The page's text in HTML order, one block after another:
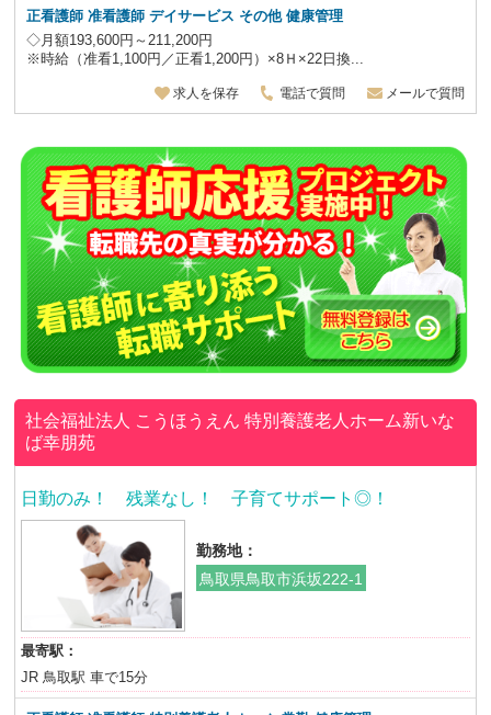
正看護師 准看護師 デイサービス その他 健康管理
◇月額193,600円～211,200円
※時給（准看1,100円／正看1,200円）×8Ｈ×22日換...
求人を保存 電話で質問 メールで質問
社会福祉法人 こうほうえん特別養護老人ホーム新いな
ば幸朋苑
日勤のみ！ 残業なし！ 子育てサポート◎！
勤務地：
鳥取県鳥取市浜坂222-1
最寄駅：
JR 鳥取駅 車で15分